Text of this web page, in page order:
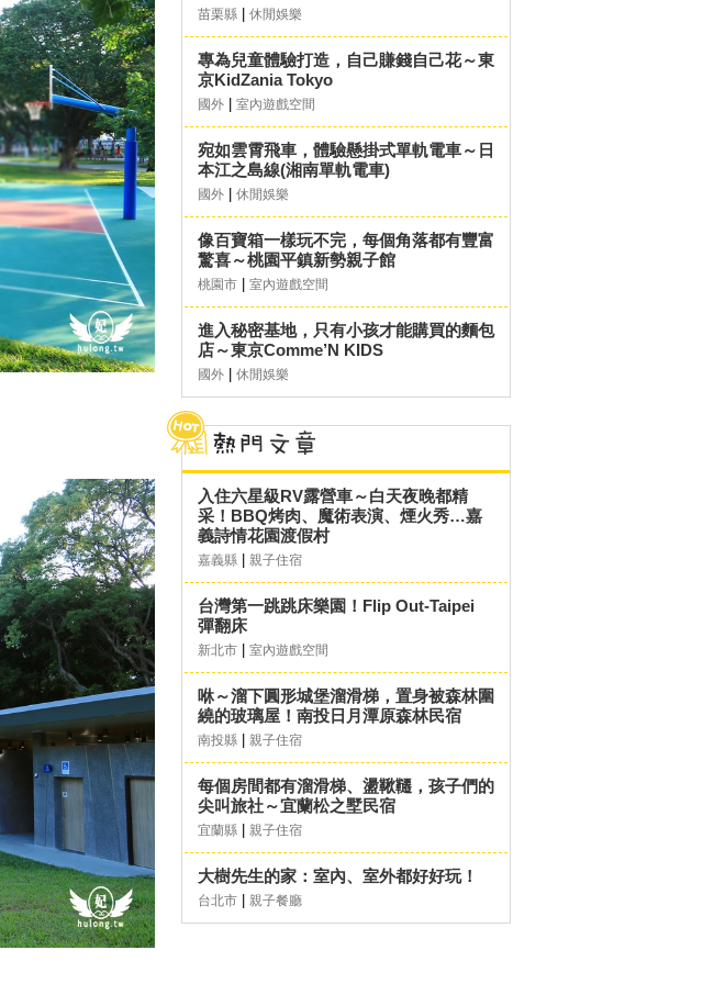
苗栗縣 休閒娛樂
專為兒童體驗打造，自己賺錢自己花～東
京KidZania Tokyo
國外 室內遊戲空間
宛如雲霄飛車，體驗懸掛式單軌電車～日
本江之島線(湘南單軌電車)
國外 休閒娛樂
像百寶箱一樣玩不完，每個角落都有豐富
驚喜～桃園平鎮新勢親子館
桃園市 室內遊戲空間
進入秘密基地，只有小孩才能購買的麵包
店～東京Comme’N KIDS
國外 休閒娛樂
入住六星級RV露營車～白天夜晚都精
采！BBQ烤肉、魔術表演、煙火秀…嘉
義詩情花園渡假村
嘉義縣 親子住宿
台灣第一跳跳床樂園！Flip Out-Taipei
彈翻床
新北市 室內遊戲空間
咻～溜下圓形城堡溜滑梯，置身被森林圍
繞的玻璃屋！南投日月潭原森林民宿
南投縣 親子住宿
每個房間都有溜滑梯、盪鞦韆，孩子們的
尖叫旅社～宜蘭松之墅民宿
宜蘭縣 親子住宿
大樹先生的家：室內、室外都好好玩！
台北市 親子餐廳